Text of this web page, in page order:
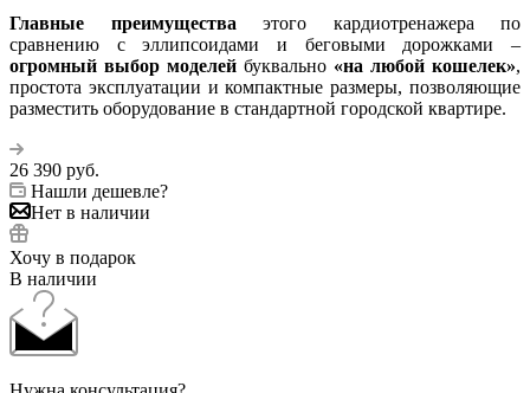
Главные преимущества этого кардиотренажера по
сравнению с эллипсоидами и беговыми дорожками –
огромный выбор моделей буквально «на любой кошелек»,
простота эксплуатации и компактные размеры, позволяющие
разместить оборудование в стандартной городской квартире.
26 390 руб.
Нашли дешевле?
Нет в наличии
Хочу в подарок
В наличии